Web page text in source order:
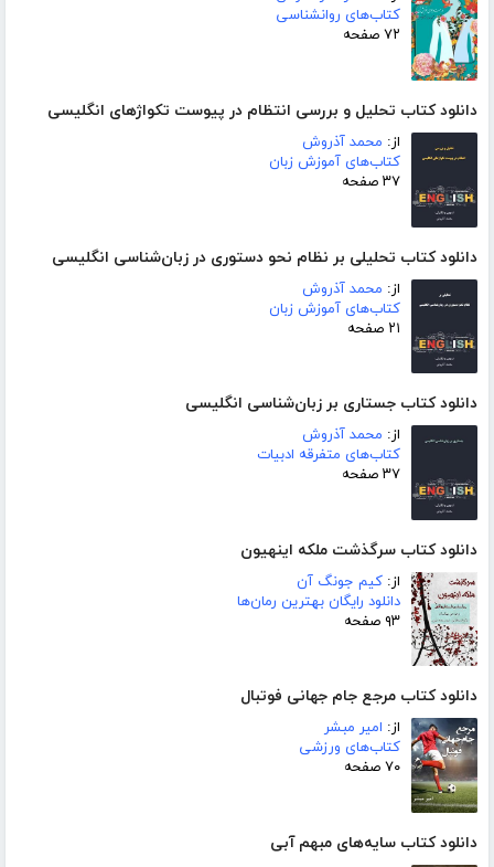
کتاب‌های روانشناسی
۷۲ صفحه
دانلود کتاب تحلیل و بررسی انتظام در پیوست تکواژهای انگلیسی
از: محمد آذروش
کتاب‌های آموزش زبان
۳۷ صفحه
دانلود کتاب تحلیلی بر نظام نحو دستوری در زبان‌شناسی انگلیسی
از: محمد آذروش
کتاب‌های آموزش زبان
۲۱ صفحه
دانلود کتاب جستاری بر زبان‌شناسی انگلیسی
از: محمد آذروش
کتاب‌های متفرقه ادبیات
۳۷ صفحه
دانلود کتاب سرگذشت ملکه اینهیون
از: کیم جونگ آن
دانلود رایگان بهترین رمان‌ها
۹۳ صفحه
دانلود کتاب مرجع جام جهانی فوتبال
از: امیر مبشر
کتاب‌های ورزشی
۷۰ صفحه
دانلود کتاب سایه‌های مبهم آبی